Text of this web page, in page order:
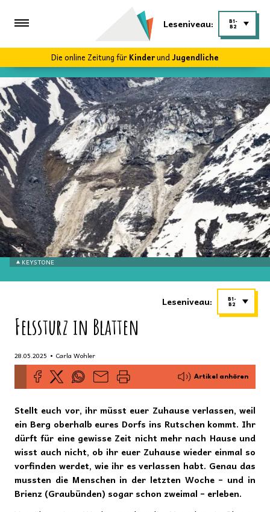
Leseniveau:
B1-
B2
Die online Zeitung fürKinderundJugendliche
KEYSTONE
Leseniveau:
B1-
B2
Felssturz in Blatten
28.05.2025 • Carla Wohler
Artikel anhören
Stellt euch vor, ihr müsst euer Zuhause verlassen, weil
ein Berg oberhalb eures Dorfs ins Rutschen kommt. Ihr
dürft für eine gewisse Zeit nicht mehr nach Hause und
wisst auch nicht, ob ihr euer Zuhause wieder einmal so
vorfinden werdet, wie ihr es verlassen habt. Genau das
mussten die Menschen in der letzten Woche – und in
Brienz (Graubünden) sogar schon zweimal – erleben.